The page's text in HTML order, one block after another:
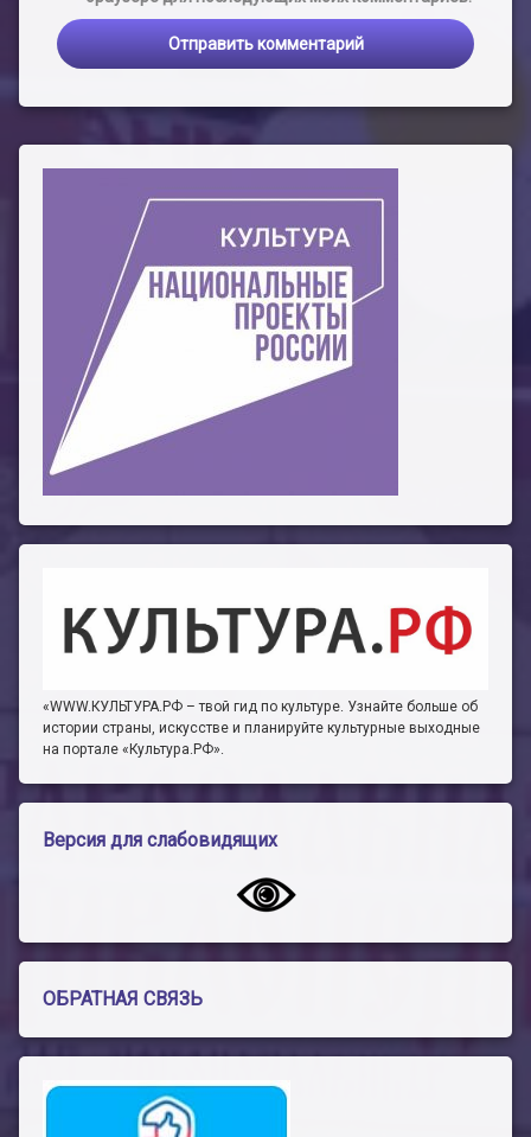
«WWW.КУЛЬТУРА.РФ – твой гид по культуре. Узнайте больше об
истории страны, искусстве и планируйте культурные выходные
на портале «Культура.РФ».
Версия для слабовидящих
ОБРАТНАЯ СВЯЗЬ